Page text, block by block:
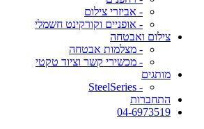
- אביזרי צילום
- אופניים וקורקינט חשמלי
צילום ואבטחה
- מצלמות אבטחה
- מכשירי קשר וציוד טקטי
מותגים
- SteelSeries
התחברות
04-6973519